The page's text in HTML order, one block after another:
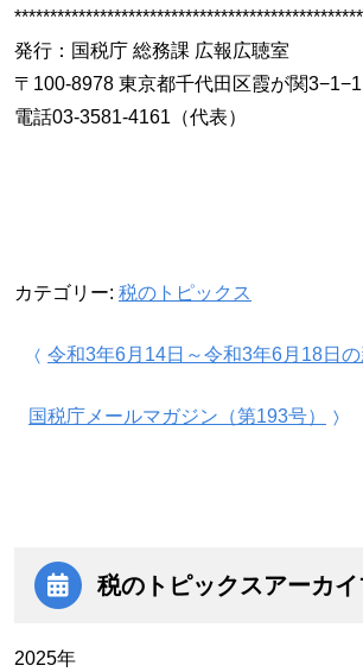
発行：国税庁 総務課 広報広聴室
〒100-8978 東京都千代田区霞が関3−1−1
電話03-3581-4161（代表）
カテゴリー: 税のトピックス
投稿ナビゲーション
令和3年6月14日～令和3年6月18日
国税庁メールマガジン（第193号）
税のトピックスアーカ
2025年